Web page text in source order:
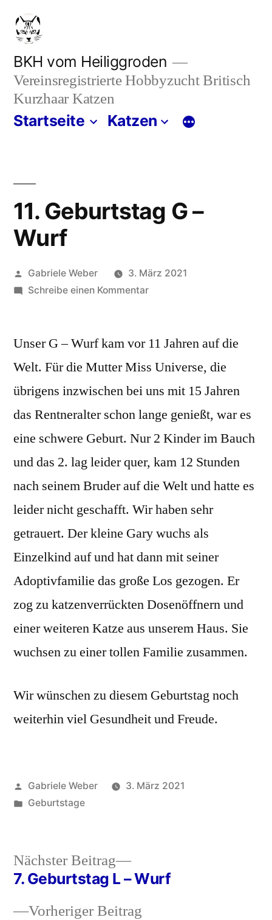
Inhalt
springen
BKH vom Heiliggroden
Vereinsregistrierte Hobbyzucht Britisch
Kurzhaar Katzen
Startseite Katzen
11. Geburtstag G –
Wurf
Veröffentlicht
von
Gabriele Weber
3. März 2021
Schreibe einen Kommentarzu
G
Wurf
Unser G – Wurf kam vor 11 Jahren auf die
Welt. Für die Mutter Miss Universe, die
übrigens inzwischen bei uns mit 15 Jahren
das Rentneralter schon lange genießt, war es
eine schwere Geburt. Nur 2 Kinder im Bauch
und das 2. lag leider quer, kam 12 Stunden
nach seinem Bruder auf die Welt und hatte es
leider nicht geschafft. Wir haben sehr
getrauert. Der kleine Gary wuchs als
Einzelkind auf und hat dann mit seiner
Adoptivfamilie das große Los gezogen. Er
zog zu katzenverrückten Dosenöffnern und
einer weiteren Katze aus unserem Haus. Sie
wuchsen zu einer tollen Familie zusammen.
Wir wünschen zu diesem Geburtstag noch
weiterhin viel Gesundheit und Freude.
Veröffentlicht
von
Gabriele Weber
3. März 2021
Veröffentlicht
Geburtstage
Beitragsnavigation
Vorheriger Beitrag
Nächster Beitrag
Nächster
Beitrag:
7. Geburtstag L – Wurf